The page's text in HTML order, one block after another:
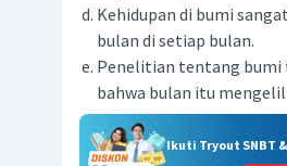
Kehidupan di bumi
bulan di setiap bulan.
Penelitian tentang bumi
bahwa bulan itu
Ikuti Tryout SNBT